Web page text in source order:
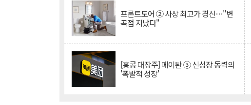
프론트도어 ② 사상 최고가 경신…"변
곡점 지났다"
[홍콩 대장주] 메이퇀 ③ 신성장 동력의
'폭발적 성장'